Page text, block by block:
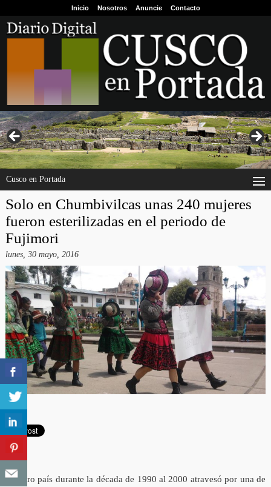
Inicio Nosotros Anuncie Contacto
Cusco en Portada
Solo en Chumbivilcas unas 240 mujeres
fueron esterilizadas en el periodo de
Fujimori
lunes, 30 mayo, 2016
Nuestro país durante la década de 1990 al 2000 atravesó por una de